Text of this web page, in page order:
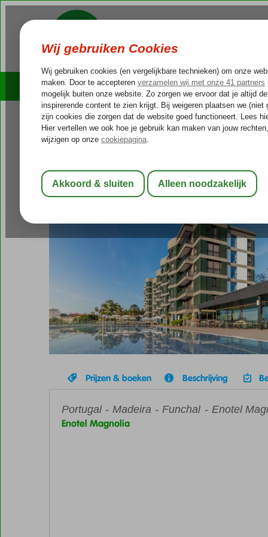
Cruises Outlet Deals
Home
Portugal Madeira Funchal
Enotel Magnolia
Logies en ontbijt-Hotel
Prijzen & boeken Beschrijving
Home
Portugal Madeira Funchal Enotel
Enotel Magnolia